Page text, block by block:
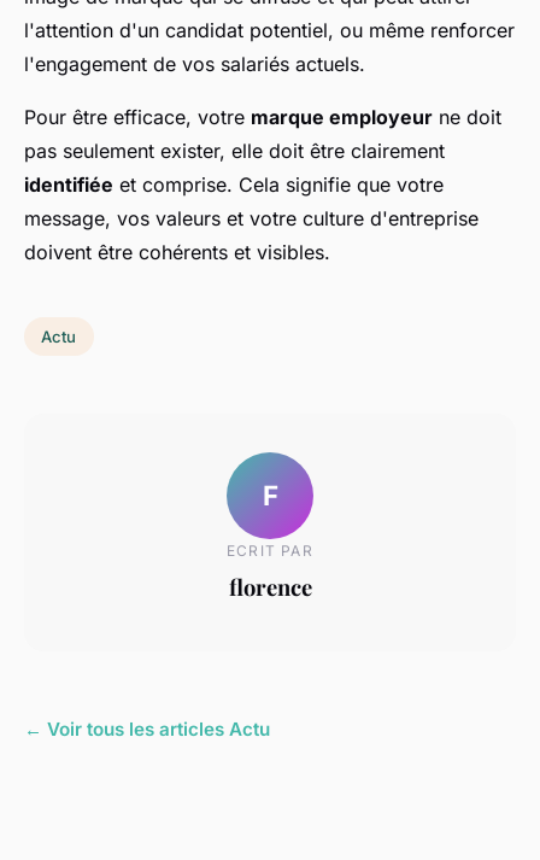
l'attention d'un candidat potentiel, ou même renforcer
l'engagement de vos salariés actuels.
Pour être efficace, votre marque employeur ne doit
pas seulement exister, elle doit être clairement
identifiée et comprise. Cela signifie que votre
message, vos valeurs et votre culture d'entreprise
doivent être cohérents et visibles.
Actu
F
ECRIT PAR
florence
← Voir tous les articles Actu